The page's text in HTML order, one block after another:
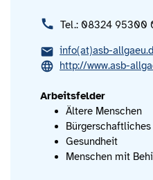
Tel.: 08324 95300
info(at)asb-
http://www.asb-
Arbeitsfelder
Ältere Menschen
Gesundheit
Menschen mit